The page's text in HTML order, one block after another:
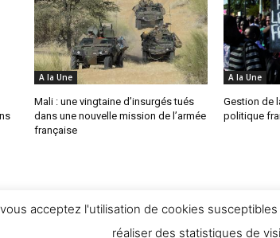
A la Une
Mali : une vingtaine d’insurgés tués
dans une nouvelle mission de l’armée
française
A la Une
Gestion de
politique
acceptez l'utilisation de cookies
réaliser des statistiques de